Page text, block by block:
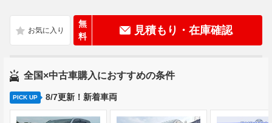
無
料
見積もり・在庫確認
全国×中古車購入におすすめの条件
PICK UP 8/7更新！新着車両